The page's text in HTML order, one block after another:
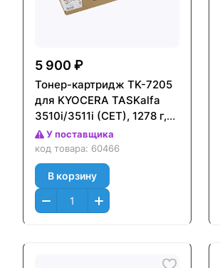
5 900 ₽
Тонер-картридж TK-7205
для KYOCERA TASKalfa
3510i/3511i (CET), 1278 г,
35000 стр., CET131115
У поставщика
код товара: 60466
В корзину